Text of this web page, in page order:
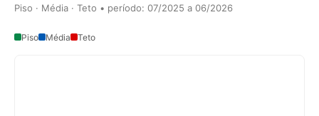
Piso · Média · Teto • período: 07/2025 a 06/2026
Piso Média Teto